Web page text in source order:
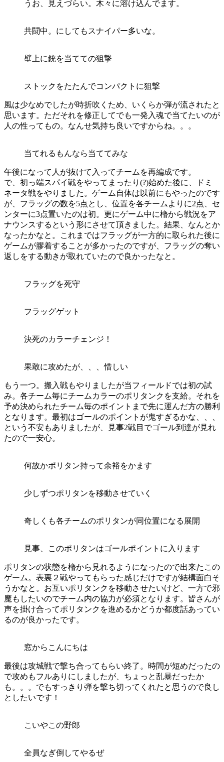
うお、見えづらい。木々に溶け込んでます。
共闘中。にしてもスナイパー多いな。
壁上に銃を当てての狙撃
ストックをたたんでコンパクトに狙撃
風は少なめでしたが時折吹くため、いくらか弾が流されたと
思います。ただそれを修正してでも一発入魂で当てたいのが
人の性ってもの。なんせ気持ち良いですからね。。。
当てれるもんなら当ててみな
午後になって人が抜けて入ってチームを再編成です。
で、初っ端スパイ戦をやってまったり(?)始めた後に、ドミ
ネータ戦をやりました。ゲーム自体は以前にもやったのです
が、フラッグの数を5点とし、位置を各チームよりに2点、セ
ンターに3点置いたのは初。更にゲーム中に櫓から戦況をア
ナウンスするという形にさせて頂きました。結果、なんとか
なったかなと。これまではフラッグが一方的に取られた後に
ゲームが膠着することが多かったのですが、フラッグの奪い
返しをする動きが取れていたので良かったなと。
フラッグを死守
フラッグゲット
決死のカラーチェンジ！
果敢に攻めたが、、、惜しい
もう一つ。搬入戦もやりましたが当フィールドでは初の試
み。各チーム毎にチームカラーのポリタンクを支給。それを
予め決められたチーム毎のポイントまで先に運んだ方の勝利
となります。最初はゴールのポイントが鬼すぎるかな、、、
という不安もありましたが、見事2戦目でゴール到達が見れ
たので一安心。
何故かポリタン持って余裕をかます
少しずつポリタンを移動させていく
奇しくも各チームのポリタンが同位置になる展開
見事、このポリタンはゴールポイントに入ります
ポリタンの状態を櫓から見れるようになったので出来たこの
ゲーム。表裏２戦やってもらった感じだけですが結構面白そ
うかなと。お互いポリタンクを移動させたいけど、一方で邪
魔もしたいのでチーム内の協力が必須となります。皆さんが
声を掛け合ってポリタンクを進めるかどうか都度話あってい
るのが良かったです。
窓からこんにちは
最後は攻城戦で撃ち合ってもらい終了。時間が短めだったの
で攻めもフルありにしましたが、ちょっと乱暴だったか
も。。。でもすっきり弾を撃ち切ってくれたと思うので良し
としたいです！
こいやこの野郎
全員なぎ倒してやるぜ